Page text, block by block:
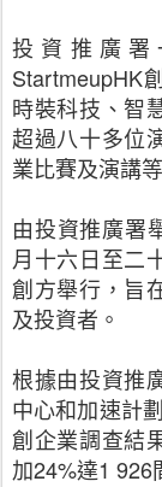
投資推廣署
StartmeupHK
時裝科技、智
超過八十多位
業比賽及演講
由投資推廣署
月十六日至二
創方舉行，旨
及投資者。
根據由投資推
中心和加速計
創企業調查結
加24%達1 926